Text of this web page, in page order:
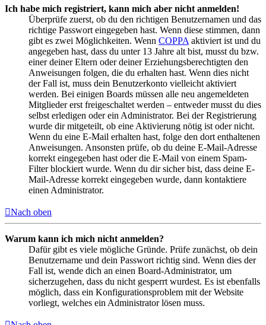
Ich habe mich registriert, kann mich aber nicht anmelden!
Überprüfe zuerst, ob du den richtigen Benutzernamen und das
richtige Passwort eingegeben hast. Wenn diese stimmen, dann
gibt es zwei Möglichkeiten. Wenn COPPA aktiviert ist und du
angegeben hast, dass du unter 13 Jahre alt bist, musst du bzw.
einer deiner Eltern oder deiner Erziehungsberechtigten den
Anweisungen folgen, die du erhalten hast. Wenn dies nicht
der Fall ist, muss dein Benutzerkonto vielleicht aktiviert
werden. Bei einigen Boards müssen alle neu angemeldeten
Mitglieder erst freigeschaltet werden – entweder musst du dies
selbst erledigen oder ein Administrator. Bei der Registrierung
wurde dir mitgeteilt, ob eine Aktivierung nötig ist oder nicht.
Wenn du eine E-Mail erhalten hast, folge den dort enthaltenen
Anweisungen. Ansonsten prüfe, ob du deine E-Mail-Adresse
korrekt eingegeben hast oder die E-Mail von einem Spam-
Filter blockiert wurde. Wenn du dir sicher bist, dass deine E-
Mail-Adresse korrekt eingegeben wurde, dann kontaktiere
einen Administrator.
Nach oben
Warum kann ich mich nicht anmelden?
Dafür gibt es viele mögliche Gründe. Prüfe zunächst, ob dein
Benutzername und dein Passwort richtig sind. Wenn dies der
Fall ist, wende dich an einen Board-Administrator, um
sicherzugehen, dass du nicht gesperrt wurdest. Es ist ebenfalls
möglich, dass ein Konfigurationsproblem mit der Website
vorliegt, welches ein Administrator lösen muss.